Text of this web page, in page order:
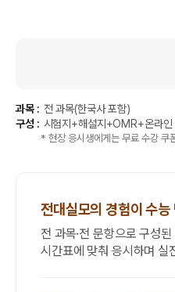
과목 : 전 과목(한국사 포함)
구성 : 시험지+해설지+OMR+온라
* 현장 응시생에게는 무료 수강 쿠
전대실모의 경험이 수
전 과목·전 문항으로 구성
시간표에 맞춰 응시하며 실